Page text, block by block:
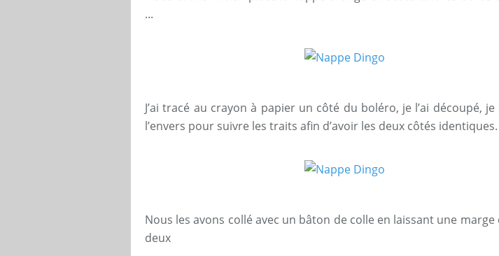
...
J’ai tracé au crayon à papier un côté du boléro, je l’ai découpé, je
l’envers pour suivre les traits afin d’avoir les deux côtés identiques.
Nous les avons collé avec un bâton de colle en laissant une marge
deux